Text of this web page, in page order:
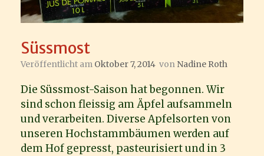
Süssmost
Veröffentlicht am Oktober 7, 2014 von Nadine Roth
Die Süssmost-Saison hat begonnen. Wir
sind schon fleissig am Äpfel aufsammeln
und verarbeiten. Diverse Apfelsorten von
unseren Hochstammbäumen werden auf
dem Hof gepresst, pasteurisiert und in 3